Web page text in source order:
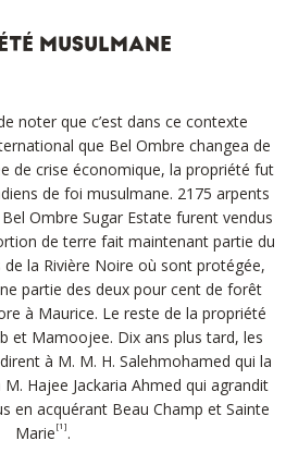
MUSULMANE
noter que c’est dans ce contexte
que Bel Ombre changea de
de crise économique, la propriété fut
de foi musulmane. 2175 arpents
Ombre Sugar Estate furent vendus
de terre fait maintenant partie du
la Rivière Noire où sont protégée,
partie des deux pour cent de forêt
à Maurice. Le reste de la propriété
et Mamoojee. Dix ans plus tard, les
à M. M. H. Salehmohamed qui la
Hajee Jackaria Ahmed qui agrandit
en acquérant Beau Champ et Sainte
Marie [1] .